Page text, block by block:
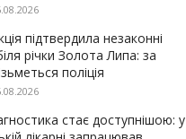
підтвердила незаконні
річки Золота Липа: за
поліція
стає доступнішою: у